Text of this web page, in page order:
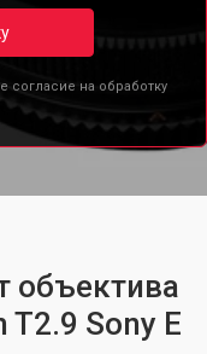
согласие на обработку
объектива
Sony E